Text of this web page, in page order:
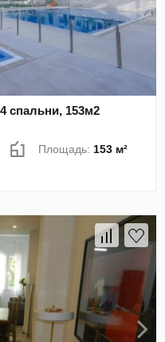
спальни, 153м2
Площадь: 153 м²